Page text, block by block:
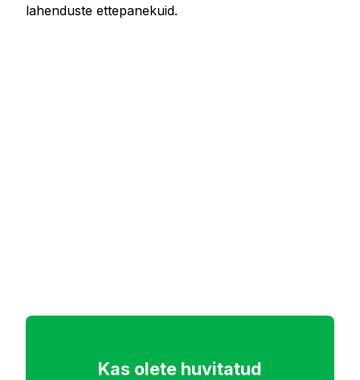
lahenduste ettepanekuid.
Kas olete huvitatud